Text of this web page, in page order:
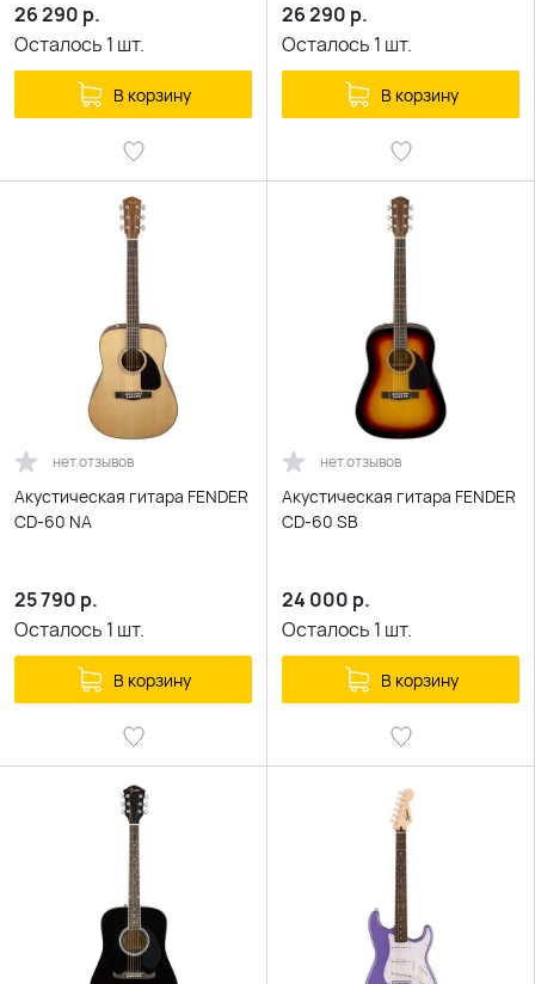
26 290 р.
Осталось 1 шт.
В корзину
26 290 р.
Осталось 1 шт.
В корзину
нет отзывов
Акустическая гитара FENDER
CD-60 NA
25 790 р.
Осталось 1 шт.
В корзину
нет отзывов
Акустическая гитара FENDER
CD-60 SB
24 000 р.
Осталось 1 шт.
В корзину